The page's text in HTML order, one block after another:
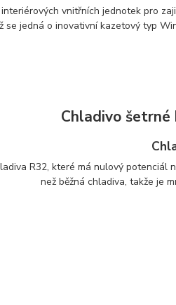
vnitřních jednotek pro
se jedná o inovativní kazetový typ
Chladivo
R32, které má nulový
než běžná chladiva, takže je